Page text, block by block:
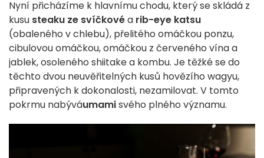
Nyní přicházíme k hlavnímu chodu, který se skládá z
kusu steaku ze svíčkovéa rib-eye katsu
(obaleného v chlebu), přelitého omáčkou ponzu,
cibulovou omáčkou, omáčkou z červeného vína a
jablek, osoleného shiitake a kombu. Je těžké se do
těchto dvou neuvěřitelných kusů hovězího wagyu,
připravených k dokonalosti, nezamilovat. V tomto
pokrmu nabýváumamisvého plného významu.